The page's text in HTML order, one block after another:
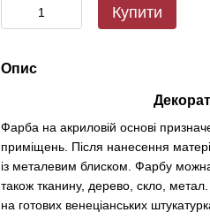
Купити
Опис
Фарба на акриловій основі
приміщень. Після нанесення
із металевим блиском. Фарбу
також тканину, дерево, скло,
на готових венеціанських